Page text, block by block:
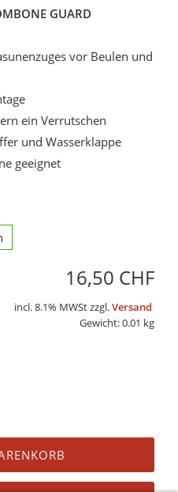
GUARD
vor Beulen und
ein Verrutschen
und Wasserklappe
geeignet
16,50 CHF
incl. 8.1% MWSt zzgl.Versand
Gewicht: 0.01 kg